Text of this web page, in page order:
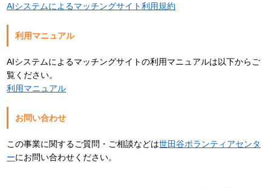
AIシステムによるマッチングサイト利用規約
利用マニュアル
AIシステムによるマッチングサイトの利用マニュアルは以下からご
覧ください。
利用マニュアル
お問い合わせ
この事業に関するご質問・ご相談などは世田谷ボランティアセンタ
ーにお問い合わせください。